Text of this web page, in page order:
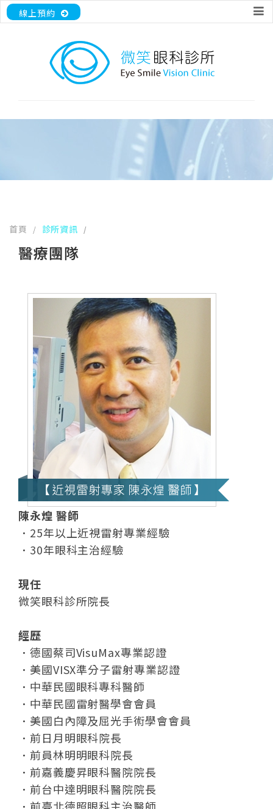
首頁 / 診所資訊 /
醫療團隊
陳永煌 醫師
． 25年以上近視雷射專業經驗
． 30年眼科主治經驗
現任
微笑眼科診所院長
經歷
． 德國蔡司VisuMax專業認證
． 美國VISX準分子雷射專業認證
． 中華民國眼科專科醫師
． 中華民國雷射醫學會會員
． 美國白內障及屈光手術學會會員
． 前日月明眼科院長
． 前員林明明眼科院長
． 前嘉義慶昇眼科醫院院長
． 前台中達明眼科醫院院長
線上預約